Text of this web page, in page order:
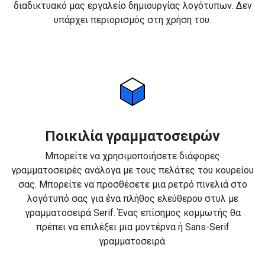
διαδικτυακό μας εργαλείο δημιουργίας λογότυπων. Δεν
υπάρχει περιορισμός στη χρήση του.
Ποικιλία γραμματοσειρών
Μπορείτε να χρησιμοποιήσετε διάφορες
γραμματοσειρές ανάλογα με τους πελάτες του κουρείου
σας. Μπορείτε να προσθέσετε μια ρετρό πινελιά στο
λογότυπό σας για ένα πλήθος ελεύθερου στυλ με
γραμματοσειρά Serif. Ένας επίσημος κομμωτής θα
πρέπει να επιλέξει μια μοντέρνα ή Sans-Serif
γραμματοσειρά.